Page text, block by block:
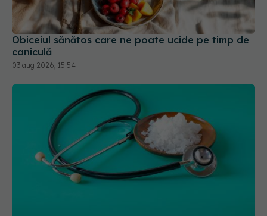
03 aug 2026, 15:54
Greșeala care îți crește tensiunea arterială. Nu
este doar sarea din solniță